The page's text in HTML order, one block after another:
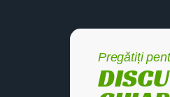
Pregătiți